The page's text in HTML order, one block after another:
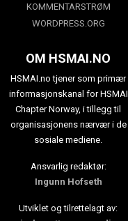
KOMMENTARSTRØM
WORDPRESS.ORG
OM HSMAI.NO
HSMAI.no tjener som primær
informasjonskanal for HSMAI
Chapter Norway, i tillegg til
organisasjonens nærvær i de
sosiale mediene.
Ansvarlig redaktør:
Ingunn Hofseth
Utviklet og tilrettelagt av: